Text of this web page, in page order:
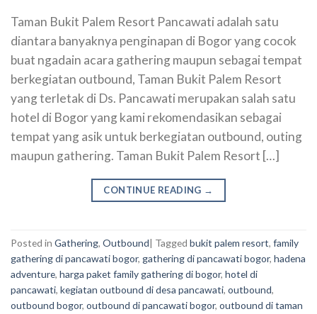
Taman Bukit Palem Resort Pancawati adalah satu
diantara banyaknya penginapan di Bogor yang cocok
buat ngadain acara gathering maupun sebagai tempat
berkegiatan outbound, Taman Bukit Palem Resort
yang terletak di Ds. Pancawati merupakan salah satu
hotel di Bogor yang kami rekomendasikan sebagai
tempat yang asik untuk berkegiatan outbound, outing
maupun gathering. Taman Bukit Palem Resort […]
CONTINUE READING →
Posted in Gathering, Outbound| Tagged bukit palem resort, family
gathering di pancawati bogor, gathering di pancawati bogor, hadena
adventure, harga paket family gathering di bogor, hotel di
pancawati, kegiatan outbound di desa pancawati, outbound,
outbound bogor, outbound di pancawati bogor, outbound di taman